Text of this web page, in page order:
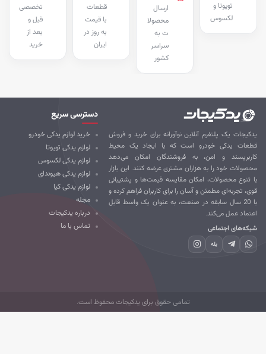
تخصصی
قبل و
بعد از
خرید
قطعات
با قیمت
به روز در
ایران
ارسال
محصولا
ت به
سراسر
کشور
تویوتا و
لکسوس
یک پلتفرم آنلاین نوآورانه برای خرید و فروش
یدکی خودرو است که با ایجاد یک محیط
و امن، به فروشندگان امکان می‌دهد
خود را به هزاران مشتری عرضه کنند. این بازار
تنوع محصولات، امکان مقایسه قیمت‌ها و پشتیبانی
تجربه‌ای مطمئن و آسان را برای کاربران فراهم کرده و
با 20 سال سابقه در صنعت، به عنوان یک واسط قابل
عمل می‌کند.
اجتماعی
بله
دسترسی سریع
خرید لوازم یدکی خودرو
لوازم یدکی تویوتا
لوازم یدکی لکسوس
لوازم یدکی هیوندای
لوازم یدکی کیا
مجله
درباره یدکیجات
تماس با ما
تمامی حقوق برای یدکیجات محفوظ است.